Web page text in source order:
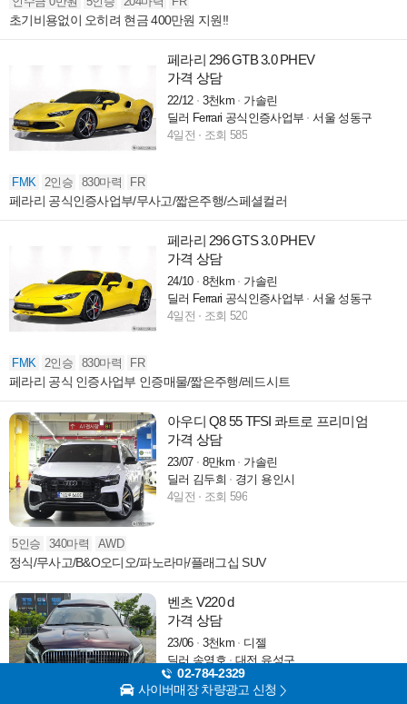
초기비용없이 오히려 현금 400만원 지원!!
페라리 296 GTB 3.0 PHEV
가격 상담
22/12 3천km
가솔린
딜러 Ferrari 공식인증사업부
서울 성동구
4일전
조회 585
FMK 2인승 830마력 FR
페라리 공식인증사업부/무사고/짧은주행/스페셜컬러
페라리 296 GTS 3.0 PHEV
가격 상담
24/10 8천km
가솔린
딜러 Ferrari 공식인증사업부
서울 성동구
4일전
조회 520
FMK 2인승 830마력 FR
페라리 공식 인증사업부 인증매물/짧은주행/레드시트
아우디 Q8 55 TFSI 콰트로 프리미엄
가격 상담
23/07 8만km
가솔린
딜러 김두희
경기 용인시
4일전
조회 596
5인승 340마력 AWD
정식/무사고/B&O오디오/파노라마/플래그십 SUV
벤츠 V220 d
가격 상담
23/06 3천km
디젤
딜러 송영호
대전 유성구
5일전
조회 5,413
02-784-2329
사이버매장 차량광고 신청